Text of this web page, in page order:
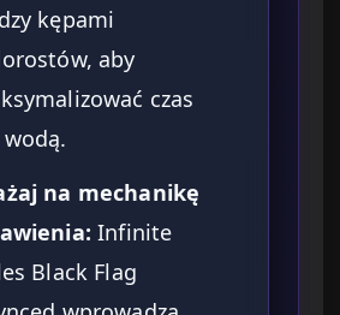
kępami
aby
czas
na mechanikę
Infinite
Black Flag